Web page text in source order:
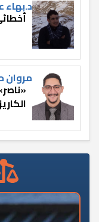
د.بهاء
مروان